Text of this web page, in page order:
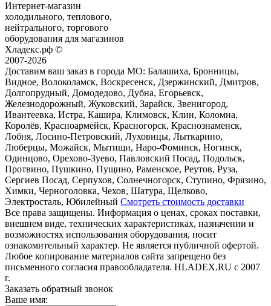
Интернет-магазин
холодильного, теплового,
нейтрального, торгового
оборудования для магазинов
Хладекс.рф ©
2007-2026
Доставим ваш заказ в города МО: Балашиха, Бронницы,
Видное, Волоколамск, Воскресенск, Дзержинский, Дмитров,
Долгопрудный, Домодедово, Дубна, Егорьевск,
Железнодорожный, Жуковский, Зарайск, Звенигород,
Ивантеевка, Истра, Кашира, Климовск, Клин, Коломна,
Королёв, Красноармейск, Красногорск, Краснознаменск,
Лобня, Лосино-Петровский, Луховицы, Лыткарино,
Люберцы, Можайск, Мытищи, Наро-Фоминск, Ногинск,
Одинцово, Орехово-Зуево, Павловский Посад, Подольск,
Протвино, Пушкино, Пущино, Раменское, Реутов, Руза,
Сергиев Посад, Серпухов, Солнечногорск, Ступино, Фрязино,
Химки, Черноголовка, Чехов, Шатура, Щелково,
Электросталь, Юбилейный Смотреть стоимость доставки
Все права защищены. Информация о ценах, сроках поставки,
внешнем виде, технических характеристиках, назначении и
возможностях использования оборудования, носит
ознакомительный характер. Не является публичной офертой.
Любое копирование материалов сайта запрещено без
письменного согласия правообладателя. HLADEX.RU c 2007
г.
Заказать обратный звонок
Ваше имя: